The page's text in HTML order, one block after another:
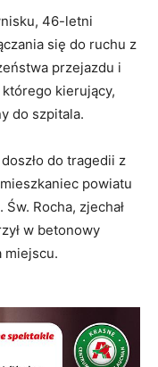
46-letni
się do ruchu z
przejazdu i
kierujący,
do szpitala.
do tragedii z
powiatu
Rocha, zjechał
w betonowy
miejscu.